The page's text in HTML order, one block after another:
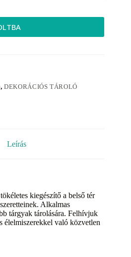
, DEKORÁCIÓS TÁROLÓ
Leírás
kiegészítő a belső tér
Alkalmas
tárgyak tárolására. Felhívjuk
élelmiszerekkel való közvetlen